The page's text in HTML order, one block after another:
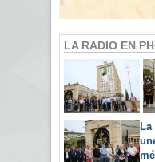
LA RADIO EN